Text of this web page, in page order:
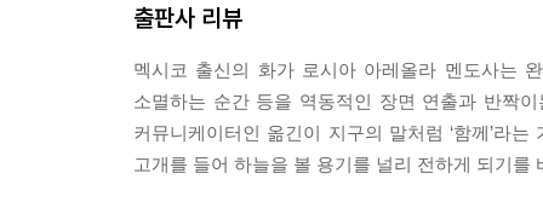
출판사 리뷰
멕시코 출신의 화가 로시아 아레올라 멘도사는
소멸하는 순간 등을 역동적인 장면 연출과 반짝
커뮤니케이터인 옮긴이 지구의 말처럼 ‘함께’라
고개를 들어 하늘을 볼 용기를 널리 전하게 되기